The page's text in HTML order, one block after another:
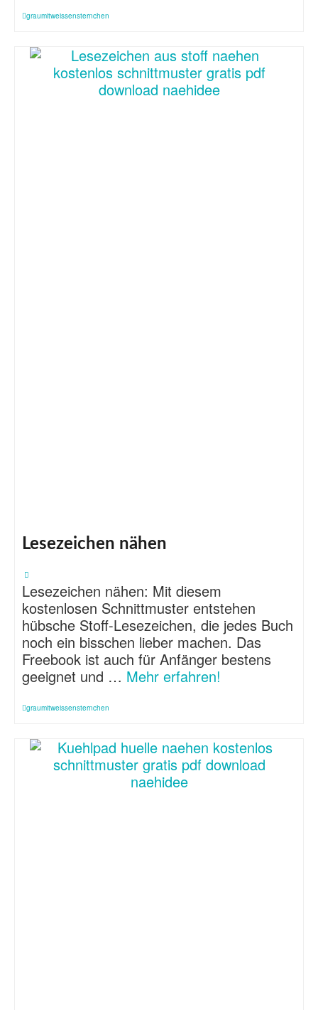
graumitweissensternchen
Lesezeichen nähen
Lesezeichen nähen: Mit diesem
kostenlosen Schnittmuster entstehen
hübsche Stoff-Lesezeichen, die jedes Buch
noch ein bisschen lieber machen. Das
Freebook ist auch für Anfänger bestens
geeignet und … Mehr erfahren!
graumitweissensternchen